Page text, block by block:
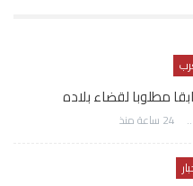
مطلوبا لقضاء بلاده
AWATEF ABDELHAMED 24 ساعة منذ